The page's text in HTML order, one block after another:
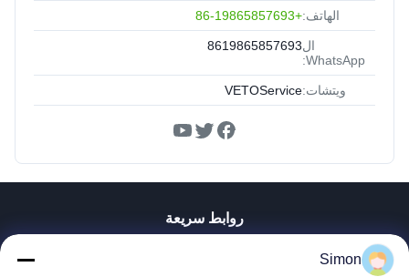
الهاتف:+86-19865857693
ال
WhatsApp:
8619865857693
ويتشات:VETOService
روابط سريعة
Simon